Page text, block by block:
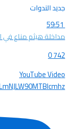
جديد الندوات
59:51
مداخلة هيثم مناع في
742
0
YouTube Video